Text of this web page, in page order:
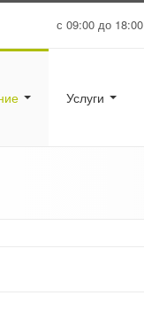
с 09:00 до 18:00
Услуги